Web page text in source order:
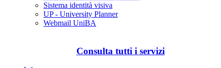
Sistema identità visiva
UP - University Planner
Webmail UniBA
Consulta tutti i servizi